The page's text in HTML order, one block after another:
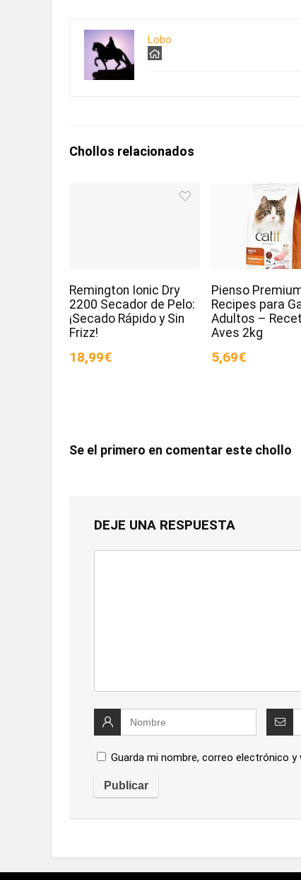
Lobo
Chollos relacionados
Remington Ionic Dry
2200 Secador de Pelo:
¡Secado Rápido y Sin
Frizz!
18,99€
Pienso
Recipes para
Adultos –
Aves 2kg
5,69€
Se el primero en comentar este chollo
DEJE UNA RESPUESTA
Guarda mi nombre, correo electrónico